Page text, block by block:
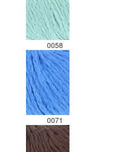
0058
0071